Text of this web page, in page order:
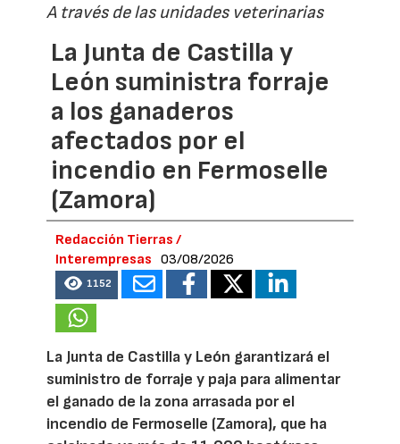
A través de las unidades veterinarias
La Junta de Castilla y
León suministra forraje
a los ganaderos
afectados por el
incendio en Fermoselle
(Zamora)
Redacción Tierras /
Interempresas
03/08/2026
1152
La Junta de Castilla y León garantizará el
suministro de forraje y paja para alimentar
el ganado de la zona arrasada por el
incendio de Fermoselle (Zamora), que ha